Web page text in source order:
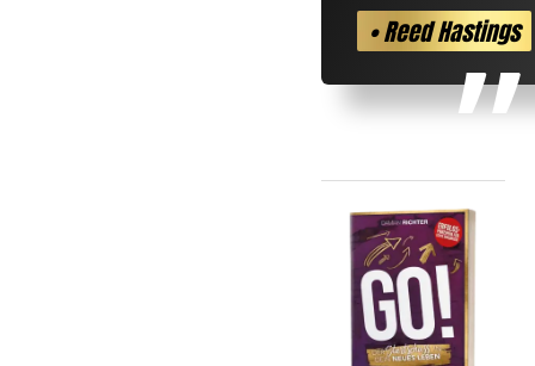
• Reed Hastings